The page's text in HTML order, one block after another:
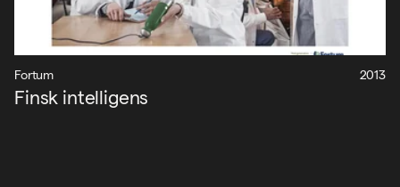
Fortum 2013
Finsk intelligens